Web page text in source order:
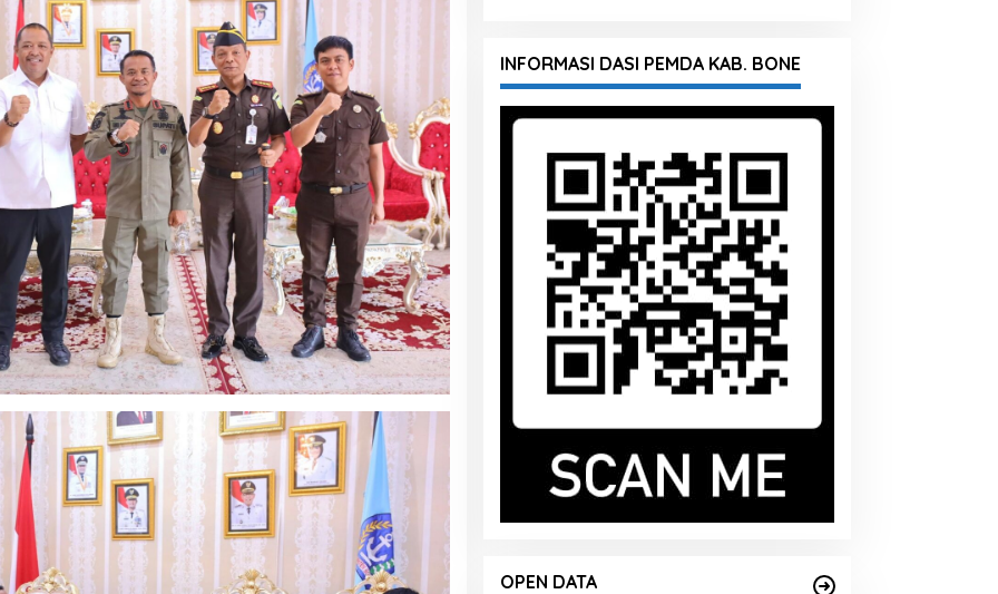
INFORMASI DASI PEMDA KAB. BONE
OPEN DATA